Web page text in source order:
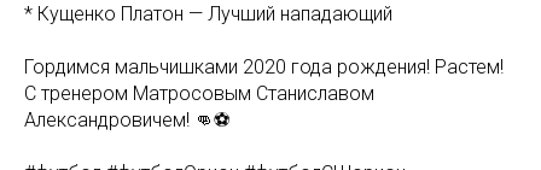
* Кущенко Платон — Лучший нападающий
Гордимся мальчишками 2020 года рождения! Растем!
С тренером Матросовым Станиславом
Александровичем! 👊⚽️